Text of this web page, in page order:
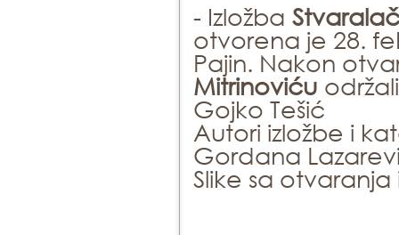
- Izložba
otvorena je 28.
Pajin. Nakon
Mitrinoviću
Gojko Tešić
Autori izložbe i
Gordana
Slike sa